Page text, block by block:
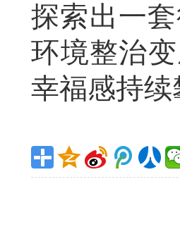
探索出一
环境整治
幸福感持续